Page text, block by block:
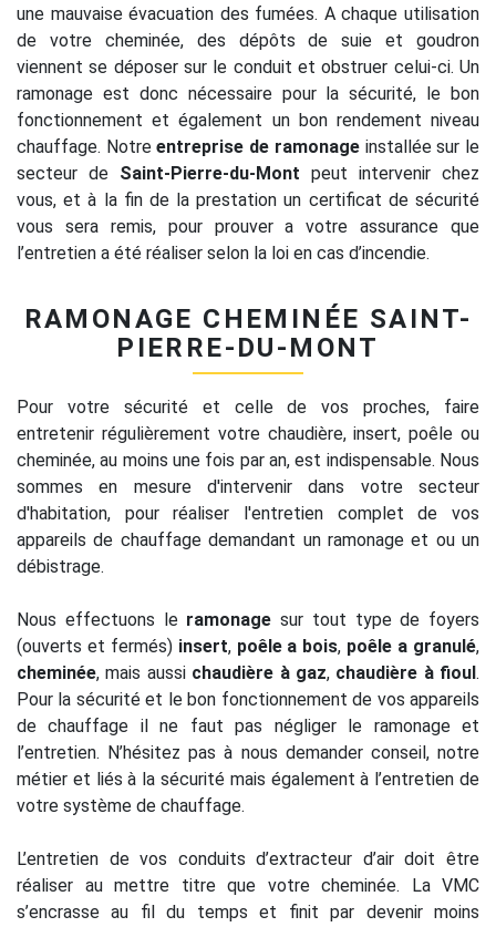
une mauvaise évacuation des fumées. A chaque utilisation
de votre cheminée, des dépôts de suie et goudron
viennent se déposer sur le conduit et obstruer celui-ci. Un
ramonage est donc nécessaire pour la sécurité, le bon
fonctionnement et également un bon rendement niveau
chauffage. Notreentreprise de ramonageinstallée sur le
secteur de Saint-Pierre-du-Mont peut intervenir chez
vous, et à la fin de la prestation un certificat de sécurité
vous sera remis, pour prouver a votre assurance que
l’entretien a été réaliser selon la loi en cas d’incendie.
RAMONAGE CHEMINÉE SAINT-
PIERRE-DU-MONT
Pour votre sécurité et celle de vos proches, faire
entretenir régulièrement votre chaudière, insert, poêle ou
cheminée, au moins une fois par an, est indispensable. Nous
sommes en mesure d'intervenir dans votre secteur
d'habitation, pour réaliser l'entretien complet de vos
appareils de chauffage demandant un ramonage et ou un
débistrage.
Nous effectuons le ramonage sur tout type de foyers
(ouverts et fermés) insert, poêle a bois, poêle a granulé,
cheminée, mais aussi chaudière à gaz, chaudière à fioul .
Pour la sécurité et le bon fonctionnement de vos appareils
de chauffage il ne faut pas négliger le ramonage et
l’entretien. N’hésitez pas à nous demander conseil, notre
métier et liés à la sécurité mais également à l’entretien de
votre système de chauffage.
L’entretien de vos conduits d’extracteur d’air doit être
réaliser au mettre titre que votre cheminée. La VMC
s’encrasse au fil du temps et finit par devenir moins